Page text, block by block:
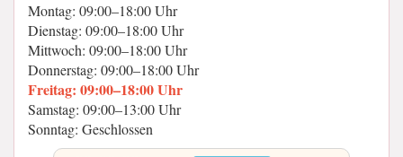
Montag: 09:00–18:00 Uhr
Dienstag: 09:00–18:00 Uhr
Mittwoch: 09:00–18:00 Uhr
Donnerstag: 09:00–18:00 Uhr
Freitag: 09:00–18:00 Uhr
Samstag: 09:00–13:00 Uhr
Sonntag: Geschlossen